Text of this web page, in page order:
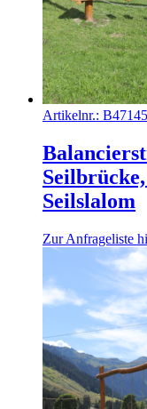
Artikelnr.: B47145
Seilslalom
Zur Anfrageliste